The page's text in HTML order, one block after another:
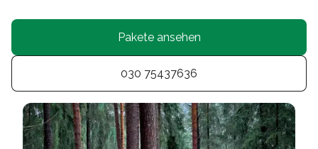
Pakete ansehen
030 75437636